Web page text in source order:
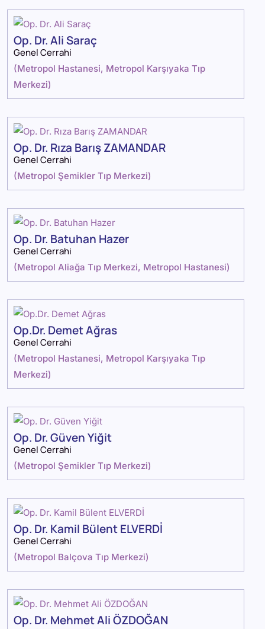
Op. Dr. Ali Saraç
Genel Cerrahi
(Metropol Hastanesi, Metropol Karşıyaka Tıp
Merkezi)
Op. Dr. Rıza Barış ZAMANDAR
Genel Cerrahi
(Metropol Şemikler Tıp Merkezi)
Op. Dr. Batuhan Hazer
Genel Cerrahi
(Metropol Aliağa Tıp Merkezi, Metropol Hastanesi)
Op.Dr. Demet Ağras
Genel Cerrahi
(Metropol Hastanesi, Metropol Karşıyaka Tıp
Merkezi)
Op. Dr. Güven Yiğit
Genel Cerrahi
(Metropol Şemikler Tıp Merkezi)
Op. Dr. Kamil Bülent ELVERDİ
Genel Cerrahi
(Metropol Balçova Tıp Merkezi)
Op. Dr. Mehmet Ali ÖZDOĞAN